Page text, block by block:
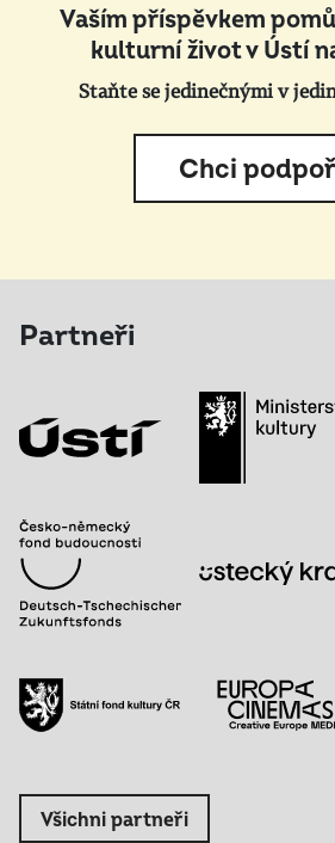
Vaším příspěvkem
kulturní život v Ústí
Staňte se jedinečnými v
Chci
Partneři
Všichni partneři